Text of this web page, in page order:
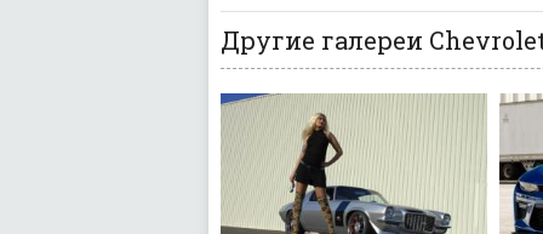
Другие галереи